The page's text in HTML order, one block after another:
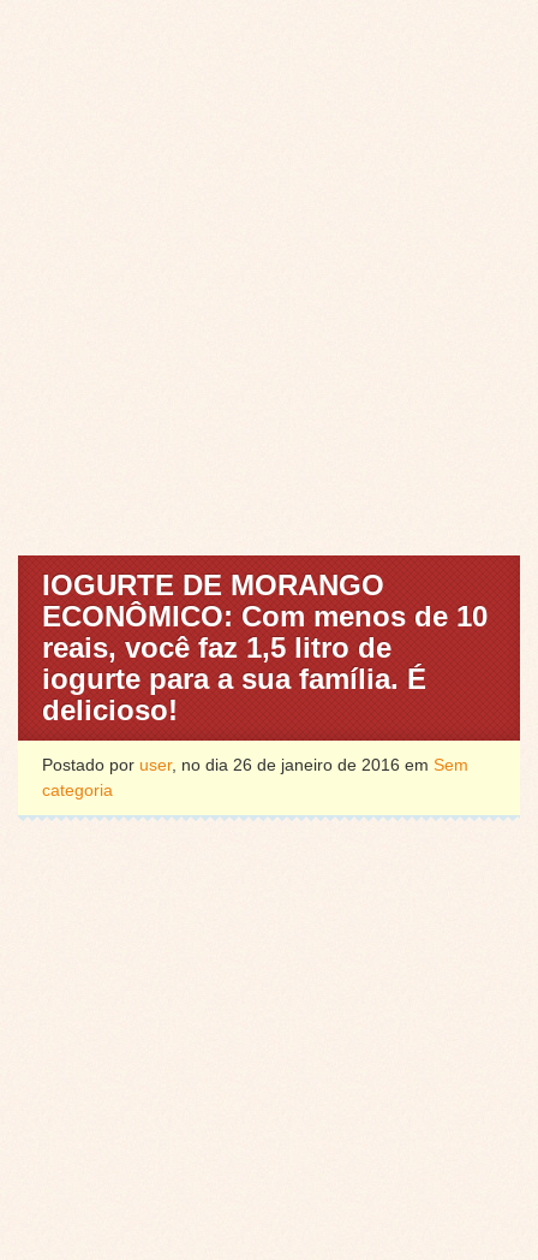
IOGURTE DE MORANGO
ECONÔMICO: Com menos de 10
reais, você faz 1,5 litro de
iogurte para a sua família. É
delicioso!
Postado por user, no dia 26 de janeiro de 2016 em Sem
categoria